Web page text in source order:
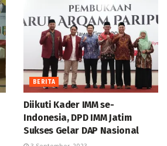
BERITA
Diikuti Kader IMM se-
Indonesia, DPD IMM Jatim
Sukses Gelar DAP Nasional